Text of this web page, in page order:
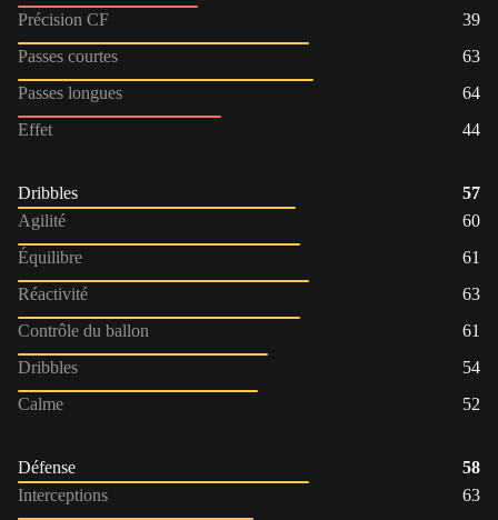
Précision CF
39
Passes courtes
63
Passes longues
64
Effet
44
Dribbles
57
Agilité
60
Équilibre
61
Réactivité
63
Contrôle du ballon
61
Dribbles
54
Calme
52
Défense
58
Interceptions
63